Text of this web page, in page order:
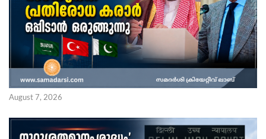
August 7, 2026